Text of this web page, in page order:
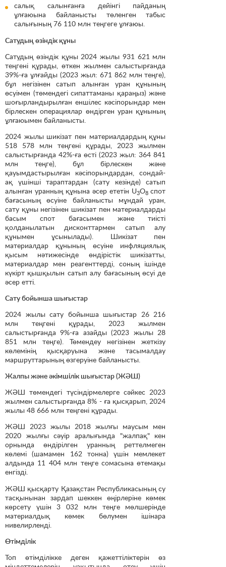
салық салынғанға дейінгі пайданың
ұлғаюына байланысты төленген табыс
салығының 76 110 млн теңгеге ұлғаюы.
Сатудың өзіндік құны
Сатудың өзіндік құны 2024 жылы 931 621 млн
теңгені құрады, өткен жылмен салыстырғанда
39%-ға ұлғайды (2023 жыл: 671 862 млн теңге),
бұл негізінен сатып алынған уран құнының
өсуімен (төмендегі сипаттаманы қараңыз) және
шоғырландырылған еншілес кәсіпорындар мен
бірлескен операциялар өндірген уран құнының
ұлғаюымен байланысты.
2024 жылы шикізат пен материалдардың құны
518 578 млн теңгені құрады, 2023 жылмен
салыстырғанда 42%-ға өсті (2023 жыл: 364 841
млн теңге), бұл бірлескен және
қауымдастырылған кәсіпорындардан, сондай-
ақ үшінші тараптардан (сату кезінде) сатып
алынған уранның құнына әсер ететін U3O8спот
бағасының өсуіне байланысты мұндай уран,
сату құны негізінен шикізат пен материалдарды
басым спот бағасымен және тиісті
қолданылатын дисконттармен сатып алу
құнымен ұсынылады). Шикізат пен
материалдар құнының өсуіне инфляциялық
қысым нәтижесінде өндірістік шикізатты,
материалдар мен реагенттерді, соның ішінде
күкірт қышқылын сатып алу бағасының өсуі де
әсер етті.
Сату бойынша шығыстар
2024 жылы сату бойынша шығыстар 26 216
млн теңгені құрады, 2023 жылмен
салыстырғанда 9%-ға азайды (2023 жылы 28
851 млн теңге). Төмендеу негізінен жеткізу
көлемінің қысқаруына және тасымалдау
маршруттарының өзгеруіне байланысты.
Жалпы және әкімшілік шығыстар (ЖӘШ)
ЖӘШ төмендегі түсіндірмелерге сәйкес 2023
жылмен салыстырғанда 8% - ға қысқарып, 2024
жылы 48 666 млн теңгені құрады.
ЖӘШ 2023 жылы 2018 жылғы маусым мен
2020 жылғы сәуір аралығында "жалпақ" кен
орнында өндірілген уранның реттелмеген
көлемі (шамамен 162 тонна) үшін мемлекет
алдында 11 404 млн теңге сомасына өтемақы
енгізді.
ЖӘШ қысқарту Қазақстан Республикасының су
тасқынынан зардап шеккен өңірлеріне көмек
көрсету үшін 3 032 млн теңге мөлшерінде
материалдық көмек бөлумен ішінара
нивелирленді.
Өтімділік
Топ өтімділікке деген қажеттіліктерін өз